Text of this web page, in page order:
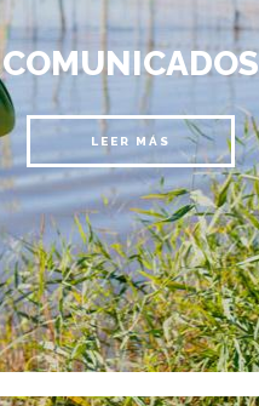
COMUNICADOS
LEER MÁS